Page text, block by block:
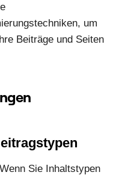
um
Beiträge und Seiten
Wenn Sie Inhaltstypen